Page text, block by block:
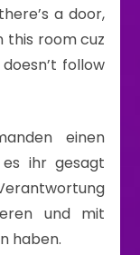
a door,
this room cuz
follow
einen
ihr gesagt
und mit
haben.